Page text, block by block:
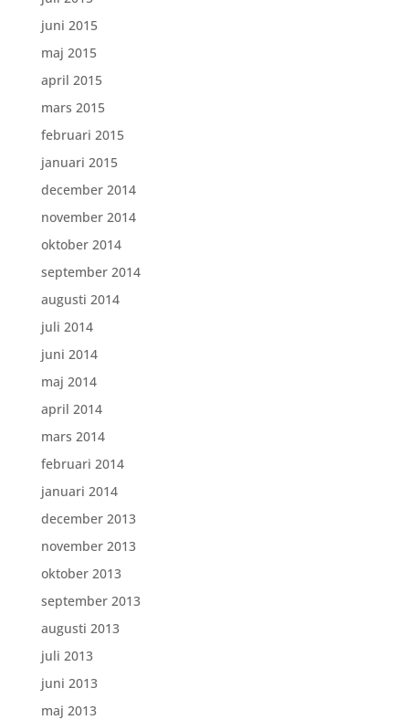
juni 2015
maj 2015
april 2015
mars 2015
februari 2015
januari 2015
december 2014
november 2014
oktober 2014
september 2014
augusti 2014
juli 2014
juni 2014
maj 2014
april 2014
mars 2014
februari 2014
januari 2014
december 2013
november 2013
oktober 2013
september 2013
augusti 2013
juli 2013
juni 2013
maj 2013